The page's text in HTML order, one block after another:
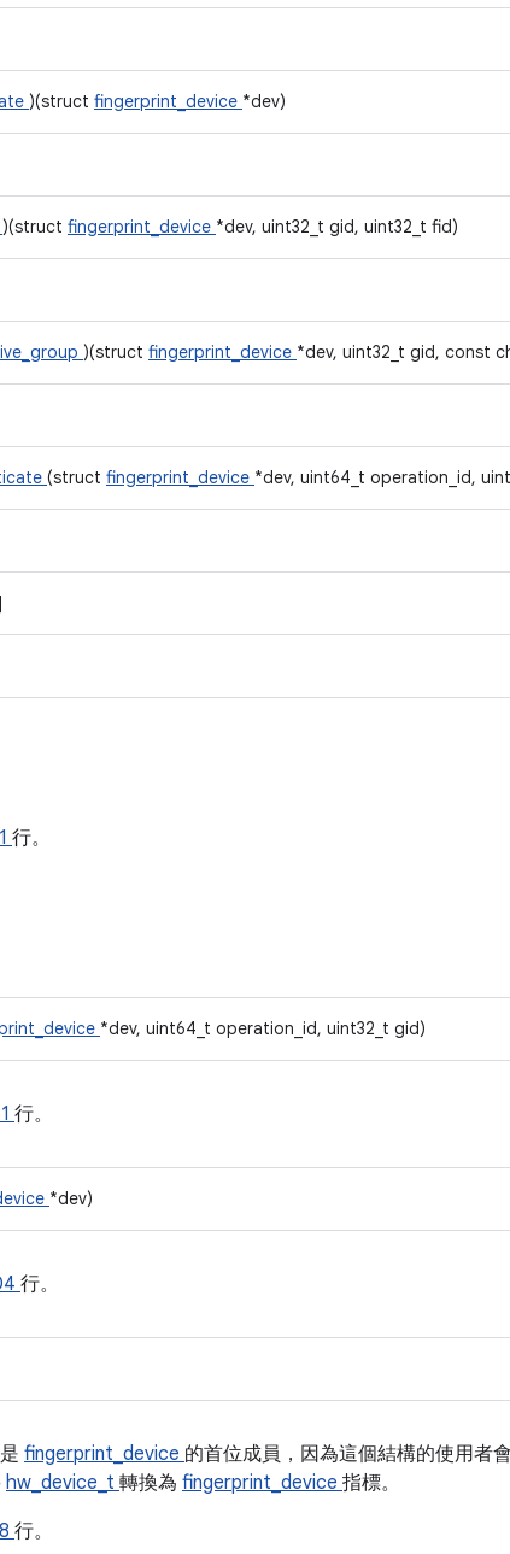
)(struct fingerprint_device *dev)
)(struct fingerprint_device *dev, uint32_t gid, uint32_t fid)
)(struct fingerprint_device *dev, uint32_t gid, const
(struct fingerprint_device *dev, uint64_t operation_id,
行。
*dev, uint64_t operation_id, uint32_t gid)
行。
*dev)
行。
fingerprint_device 的首位成員，因為這個結構的使用者
hw_device_t 轉換為 fingerprint_device 指標。
行。